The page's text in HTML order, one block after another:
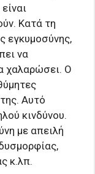
Κατά τη
εγκυμοσύνης,
να
χαλαρώσει. Ο
Αυτό
κινδύνου.
με απειλή
κ.λπ.